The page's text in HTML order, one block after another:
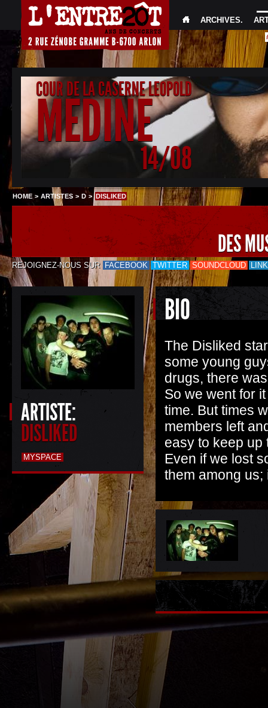
ARCHIVES.
COUR DE LA CASERNE LEOPOLD
MEDINE
14/08
HOME > ARTISTES > D > DISLIKED
DES
REJOIGNEZ-NOUS SUR FACEBOOK TWITTER SOUNDCLOUD
ARTISTE:
DISLIKED
MYSPACE
BIO
The Disliked
some young
drugs, there
So we went for
time. But times
members left
easy to keep up
Even if we lost
them among